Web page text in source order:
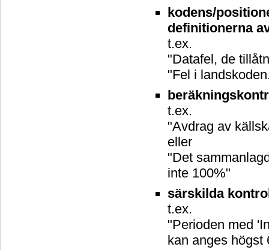
kodens/
definitionerna
t.ex.
"Datafel, de
"Fel i
t.ex.
"Avdrag av
eller
"Det
inte 100%"
särskilda
t.ex.
"Perioden med
kan anges högst